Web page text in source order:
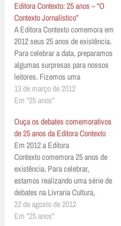
Editora Contexto: 25 anos – “O
Contexto Jornalístico”
A Editora Contexto comemora em
2012 seus 25 anos de existência.
Para celebrar a data, preparamos
algumas surpresas para nossos
leitores. Fizemos uma
apresentação-teaser da primeira
delas: Debate 25 anos - O
13 de março de 2012
Em "25 anos"
Ouça os debates comemorativos
de 25 anos da Editora Contexto
Em 2012 a Editora
Contexto comemora 25 anos de
existência. Para celebrar,
estamos realizando uma série de
debates na Livraria Cultura,
sempre com temas relacionados
às áreas de interesse de nossas
22 de agosto de 2012
Em "25 anos"